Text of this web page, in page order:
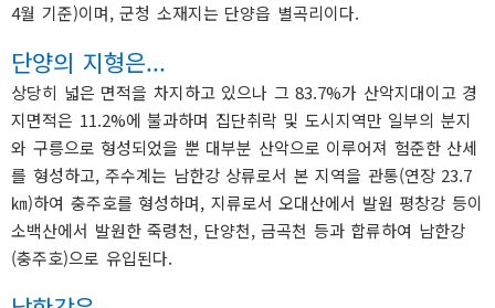
4월 기준)이며, 군청 소재지는 단양읍 별곡리이다.
단양의 지형은...
상당히 넓은 면적을 차지하고 있으나 그 83.7%가 산악지대이고 경
지면적은 11.2%에 불과하며 집단취락 및 도시지역만 일부의 분지
와 구릉으로 형성되었을 뿐 대부분 산악으로 이루어져 험준한 산세
를 형성하고, 주수계는 남한강 상류로서 본 지역을 관통(연장 23.7
㎞)하여 충주호를 형성하며, 지류로서 오대산에서 발원 평창강 등이
소백산에서 발원한 죽령천, 단양천, 금곡천 등과 합류하여 남한강
(충주호)으로 유입된다.